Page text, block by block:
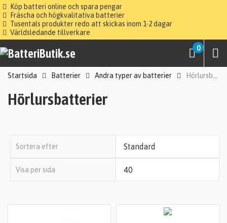
Köp batteri online och spara pengar
Fräscha och högkvalitativa batterier
Tusentals produkter redo att skickas inom 1-2 dagar
Världsledande tillverkare
0
Startsida Batterier Andra typer av batterier Hörlursbatterier
Hörlursbatterier
Sortera efter
Visa per sida